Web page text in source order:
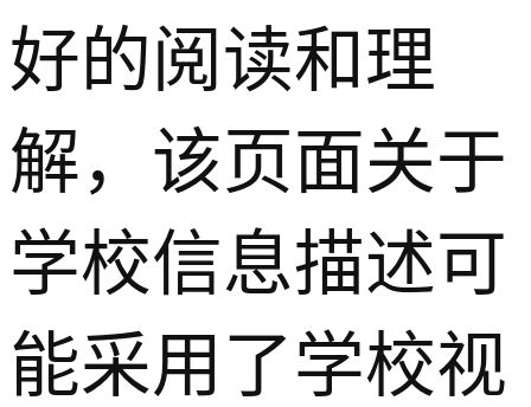
好的阅读和理
解，该页面关于
学校信息描述可
能采用了学校视